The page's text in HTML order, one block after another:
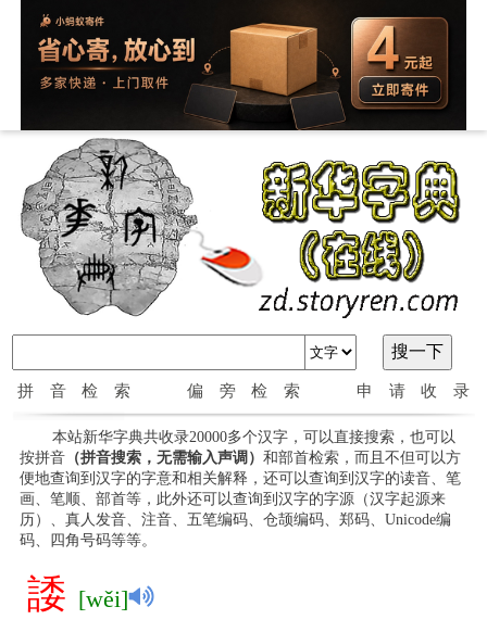
拼音检索 偏旁检索 申请收录
本站新华字典共收录20000多个汉字，可以直接搜索，也可以
按拼音（拼音搜索，无需输入声调） 和部首检索，而且不但可以方
便地查询到汉字的字意和相关解释，还可以查询到汉字的读音、笔
画、笔顺、部首等，此外还可以查询到汉字的字源（汉字起源来
历）、真人发音、注音、五笔编码、仓颉编码、郑码、Unicode编
码、四角号码等等。
諉 [wěi]